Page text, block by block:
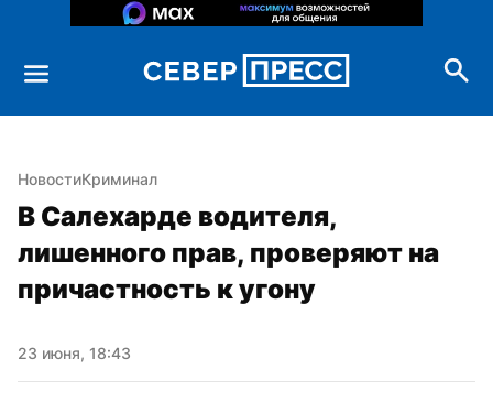
НовостиКриминал
В Салехарде водителя,
лишенного прав, проверяют на
причастность к угону
23 июня, 18:43